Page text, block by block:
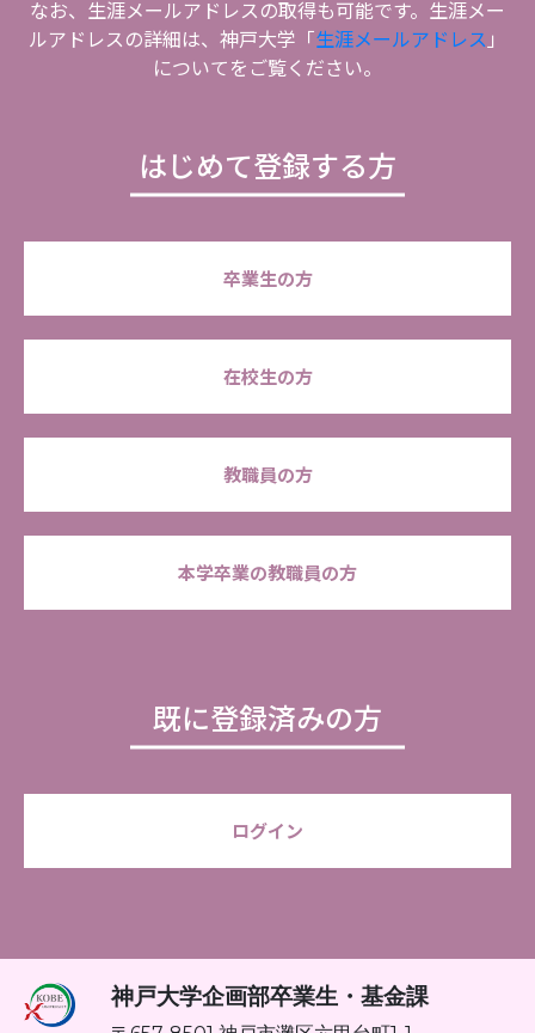
なお、生涯メールアドレスの取得も可能です。生涯メー
ルアドレスの詳細は、神戸大学「生涯メールアドレス 」
についてをご覧ください。
はじめて登録する方
卒業生の方
在校生の方
教職員の方
本学卒業の教職員の方
既に登録済みの方
ログイン
神戸大学企画部卒業生・基金課